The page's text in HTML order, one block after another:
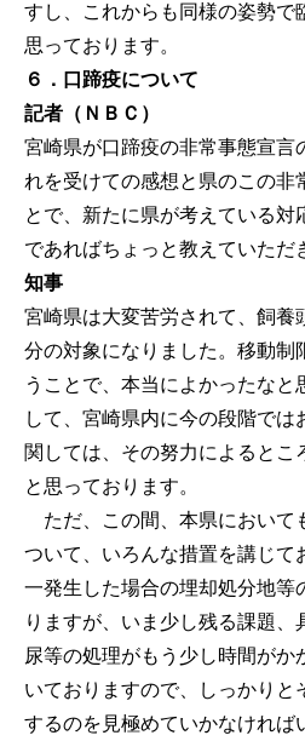
すし、これからも同様の姿勢で
思っております。
６．口蹄疫について
記者（ＮＢＣ）
宮崎県が口蹄疫の非常事態宣言
れを受けての感想と県のこの非
とで、新たに県が考えている対
であればちょっと教えていただ
知事
宮崎県は大変苦労されて、飼養
分の対象になりました。移動制
うことで、本当によかったなと
して、宮崎県内に今の段階では
関しては、その努力によるとこ
と思っております。
ただ、この間、本県において
ついて、いろんな措置を講じて
一発生した場合の埋却処分地等
りますが、いま少し残る課題、
尿等の処理がもう少し時間がか
いておりますので、しっかりと
するのを見極めていかなければ